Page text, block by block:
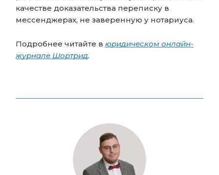
качестве доказательства переписку в
мессенджерах, не заверенную у нотариуса.
Подробнее читайте в юридическом онлайн-
журнале Шортрид.